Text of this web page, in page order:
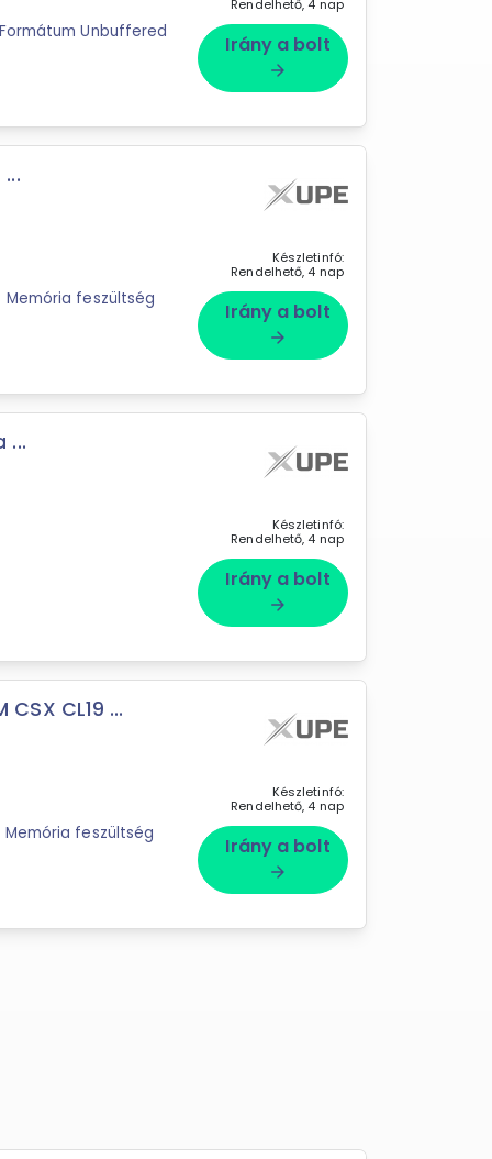
Unbuffered
Rendelhető, 4 nap
Irány a bolt
arrow_forward
Memória feszültség
Készletinfó:
Rendelhető, 4 nap
Irány a bolt
arrow_forward
...
Készletinfó:
Rendelhető, 4 nap
Irány a bolt
arrow_forward
CL19 ...
Memória feszültség
Készletinfó:
Rendelhető, 4 nap
Irány a bolt
arrow_forward